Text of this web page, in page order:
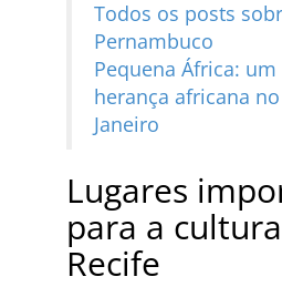
Todos os posts
Pernambuco
Pequena África:
herança africana
Janeiro
Lugares
para a
Recife